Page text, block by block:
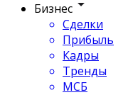
Бизнес
Сделки
Прибыль
Кадры
Тренды
МСБ